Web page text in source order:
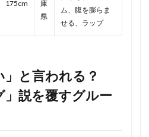
175cm
庫
県
ム、腹を膨らま
せる、ラップ
と言われる？
」説を覆すグルー